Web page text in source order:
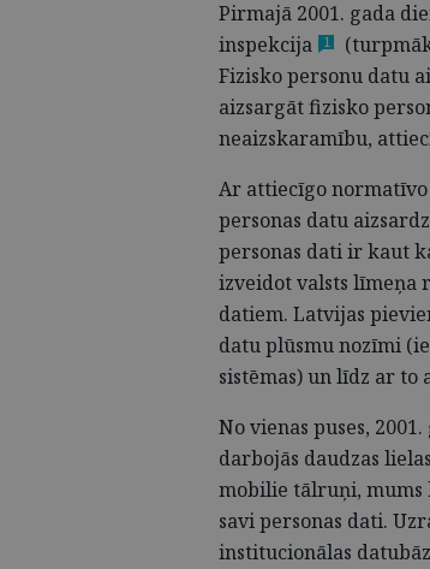
Pirmajā 2001. gada
inspekcija 1
Fizisko personu datu
aizsargāt fizisko
neaizskaramību,
Ar attiecīgo normatīvo
personas datu
personas dati ir kaut
izveidot valsts līmeņa
datiem. Latvijas
datu plūsmu nozīmi
sistēmas) un līdz ar to
No vienas puses,
darbojās daudzas
mobilie tālruņi, mums
savi personas dati.
institucionālas